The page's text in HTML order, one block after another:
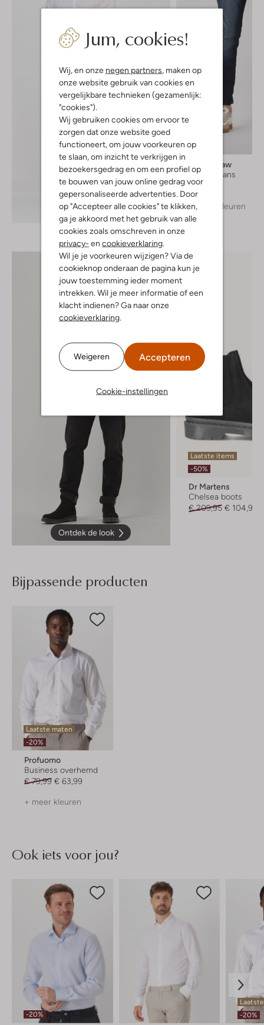
Jum, cookies!
Wij, en onze negen partners , maken op
onze website gebruik van cookies en
vergelijkbare technieken (gezamenlijk:
"cookies").
Wij gebruiken cookies om ervoor te
zorgen dat onze website goed
functioneert, om jouw voorkeuren op
te slaan, om inzicht te verkrijgen in
bezoekersgedrag en om een profiel op
te bouwen van jouw online gedrag voor
gepersonaliseerde advertenties. Door
op "Accepteer alle cookies" te klikken,
ga je akkoord met het gebruik van alle
cookies zoals omschreven in onze
privacy- en cookieverklaring
Wil je je voorkeuren wijzigen? Via de
cookieknop onderaan de pagina kun je
jouw toestemming ieder moment
intrekken. Wil je meer informatie of een
klacht indienen? Ga naar onze
cookieverklaring
Weigeren Accepteren
Cookie-instellingen
Ontdek de look
G-Star Raw
Skinny jeans
€ 109,99
+ meer kleuren
Ontdek de look
Laatste items
-50%
Dr Martens
Chelsea boots
€ 209,95 € 104,99
Bijpassende producten
Laatste maten
-20%
Profuomo
Business overhemd
€ 79,99 € 63,99
+ meer kleuren
Ook iets voor jou?
-20%
-20%